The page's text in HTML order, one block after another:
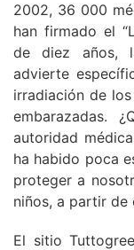
2002, 36 000
han firmado el
de diez años,
advierte
irradiación de
embarazadas.
autoridad
ha habido poca
proteger a
niños, a partir de
El sitio